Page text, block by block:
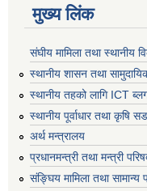
मुख्य लिंक
संघीय मामिला तथा स्थानीय
स्थानीय शासन तथा
स्थानीय तहको लागि ICT
स्थानीय पूर्वाधार तथा कृषि
अर्थ मन्त्रालय
प्रधानमन्त्री तथा मन्त्री
संङ्घिय मामिला तथा सामान्य